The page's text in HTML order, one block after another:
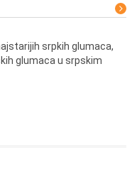
srpkih glumaca,
glumaca u srpskim